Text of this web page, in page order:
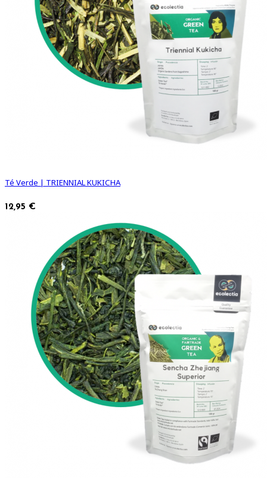
Té Verde | TRIENNIAL KUKICHA
12,95 €